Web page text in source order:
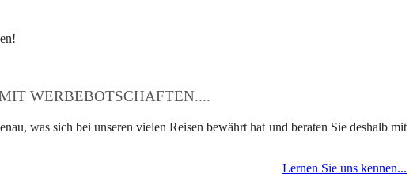
WERBEBOTSCHAFTEN....
was sich bei unseren vielen Reisen bewährt hat und beraten Sie deshalb mit
Lernen Sie uns kennen...